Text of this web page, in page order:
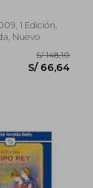
1 Edición,
Nuevo